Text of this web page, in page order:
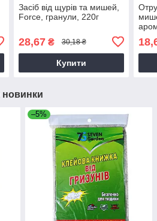
Засіб від щурів та мишей,
Force, гранули, 220г
28,67₴ 30,18 ₴
Купити
новинки
–5%